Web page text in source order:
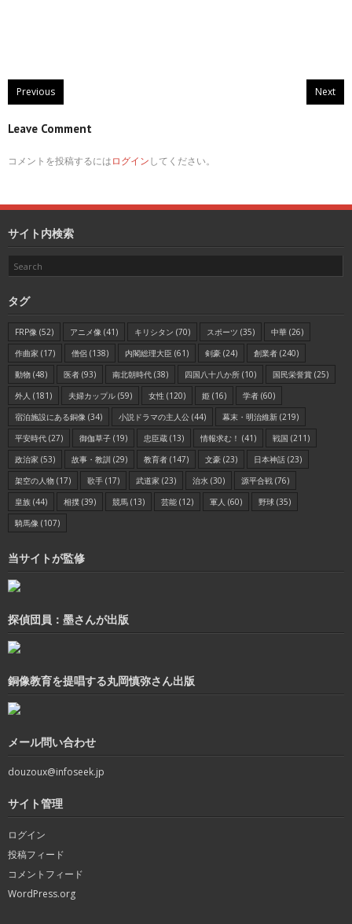
Previous Next
Leave Comment
コメントを投稿するにはログインしてください。
サイト内検索
タグ
FRP像 (52) アニメ像 (41) キリシタン (70) スポーツ (35) 中華 (26)
作曲家 (17) 僧侶 (138) 内閣総理大臣 (61) 剣豪 (24) 創業者 (240)
動物 (48) 医者 (93) 南北朝時代 (38) 四国八十八か所 (10) 国民栄誉賞 (25)
外人 (181) 夫婦カップル (59) 女性 (120) 姫 (16) 学者 (60)
宿泊施設にある銅像 (34) 小説ドラマの主人公 (44) 幕末・明治維新 (219)
平安時代 (27) 御伽草子 (19) 忠臣蔵 (13) 情報求む！ (41) 戦国 (211)
政治家 (53) 故事・教訓 (29) 教育者 (147) 文豪 (23) 日本神話 (23)
架空の人物 (17) 歌手 (17) 武道家 (23) 治水 (30) 源平合戦 (76)
皇族 (44) 相撲 (39) 競馬 (13) 芸能 (12) 軍人 (60) 野球 (35)
騎馬像 (107)
当サイトが監修
探偵団員：墨さんが出版
銅像教育を提唱する丸岡慎弥さん出版
メール問い合わせ
douzoux@infoseek.jp
サイト管理
ログイン
投稿フィード
コメントフィード
WordPress.org